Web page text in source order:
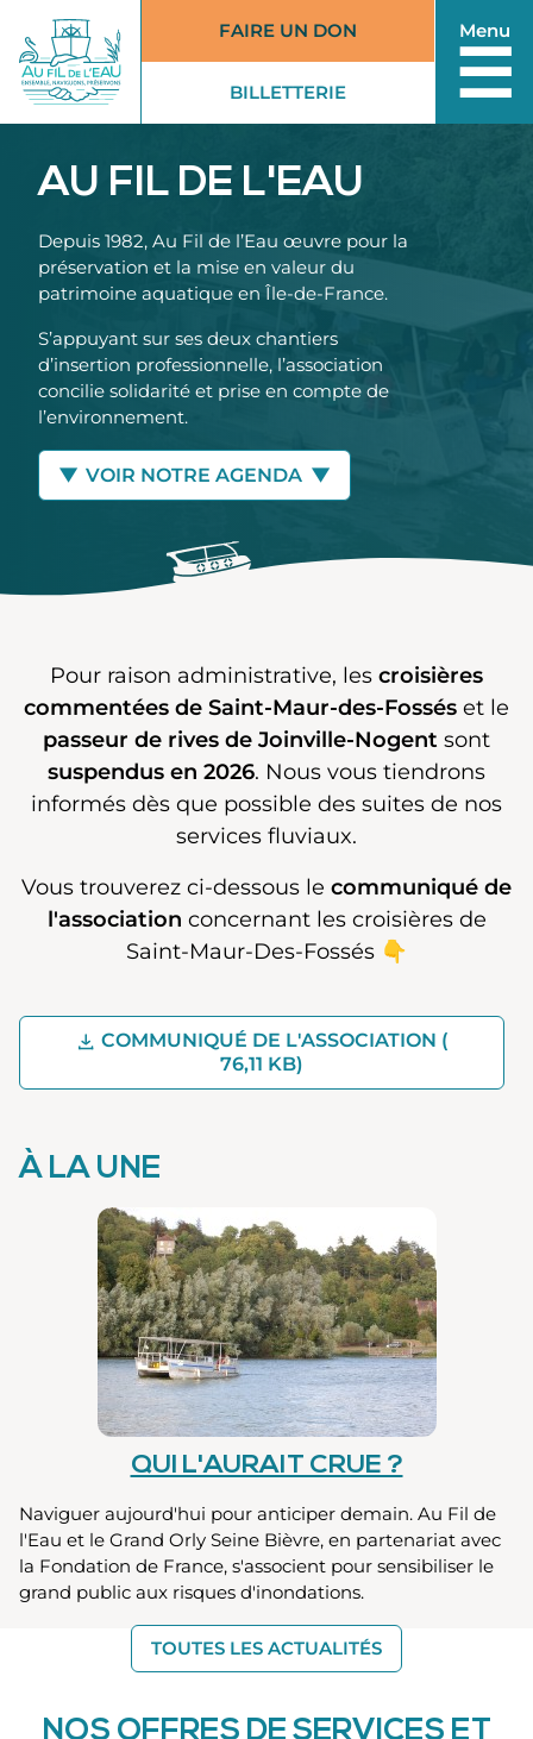
FAIRE UN DON
BILLETTERIE
(EXTERNE)
Menu
☰
AU FIL DE L'EAU
Depuis 1982, Au Fil de l’Eau œuvre pour la
préservation et la mise en valeur du
patrimoine aquatique en Île-de-France.
S’appuyant sur ses deux chantiers
d’insertion professionnelle, l’association
concilie solidarité et prise en compte de
l’environnement.
VOIR NOTRE AGENDA
Pour raison administrative, les croisières
commentées de Saint-Maur-des-Fossés et le
passeur de rives de Joinville-Nogent sont
suspendus en 2026. Nous vous tiendrons
informés dès que possible des suites de nos
services fluviaux.
Vous trouverez ci-dessous le communiqué de
l'association concernant les croisières de
Saint-Maur-Des-Fossés 👇
COMMUNIQUÉ DE L'ASSOCIATION (
76,11 KB)
À LA UNE
QUI L'AURAIT CRUE ?
Naviguer aujourd'hui pour anticiper demain. Au Fil de
l'Eau et le Grand Orly Seine Bièvre, en partenariat avec
la Fondation de France, s'associent pour sensibiliser le
grand public aux risques d'inondations.
TOUTES LES ACTUALITÉS
NOS OFFRES DE SERVICES ET